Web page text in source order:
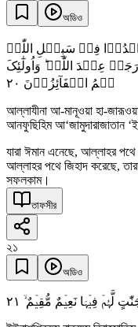
অডিও
فِیۡ سَبِیۡلِ اللّٰہِ
عِنۡدَ اللّٰہِ ؕ وَاُولٰٓئِکَ
ہُمُ الۡفَآئِزُوۡنَ ٢۰
আল্লাযীনা আ-মানূওয়া হা-
আনফুছিহিম আ‘জামুদারাজাতান
যারা ঈমান এনেছে, আল্লাহর পথে
আল্লাহর পথে জিহাদ করেছে,
সফলকাম।
তাফসীর
২১
অডিও
لَّہُمۡ فِیۡہَا نَعِیۡمٌ مُّقِیۡمٌ
٢١